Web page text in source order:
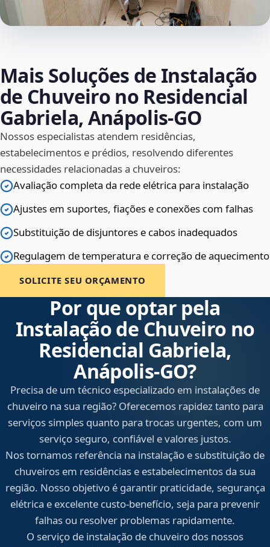
Mais Soluções de Instalação
de Chuveiro no Residencial
Gabriela, Anápolis‑GO
Nossos especialistas atendem residências,
estabelecimentos e prédios, resolvendo diferentes
necessidades relacionadas a chuveiros:
Avaliação completa da rede elétrica para instalação
Ajustes em suportes, fiações e conexões com falhas
Substituição de disjuntores e cabos inadequados
Regulagem de temperatura e correção de aquecimento
SOLICITE SEU ORÇAMENTO
Por que optar pela
Instalação de Chuveiro no
Residencial Gabriela,
Anápolis‑GO?
Precisa de um técnico especializado em instalações de
chuveiro na sua região? Oferecemos rapidez tanto para
serviços simples quanto para trocas urgentes, com um
serviço seguro, confiável e valores justos.
Nos tornamos referência na instalação e substituição de
chuveiros em residências e estabelecimentos da sua
região. Nosso objetivo é garantir praticidade, segurança
elétrica e excelente custo-benefício, seja para prevenir
falhas ou resolver problemas rapidamente.
O serviço de instalação de chuveiro dos nossos